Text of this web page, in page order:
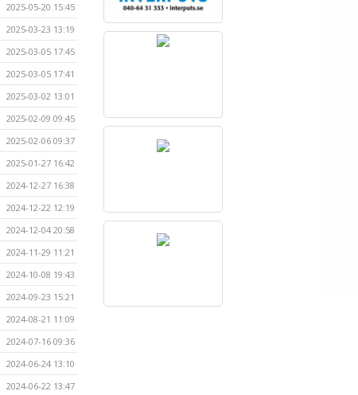
2025-05-20 15:45
2025-03-23 13:19
2025-03-05 17:45
2025-03-05 17:41
2025-03-02 13:01
2025-02-09 09:45
2025-02-06 09:37
2025-01-27 16:42
2024-12-27 16:38
2024-12-22 12:19
2024-12-04 20:58
2024-11-29 11:21
2024-10-08 19:43
2024-09-23 15:21
2024-08-21 11:09
2024-07-16 09:36
2024-06-24 13:10
2024-06-22 13:47